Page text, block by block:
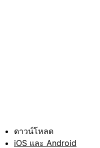
ดาวน์โหลด
iOS และ Android